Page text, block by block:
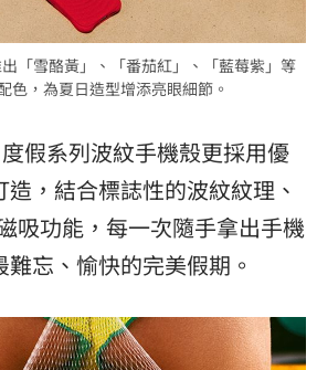
出「雪酪黃」、「番茄紅」、「藍莓紫」等
色，為夏日造型增添亮眼細節。
假系列波紋手機殼更採用優
，結合標誌性的波紋紋理、
吸功能，每一次隨手拿出手機
忘、愉快的完美假期。